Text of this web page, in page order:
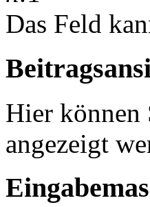
Das Feld
Hier können
angezeigt